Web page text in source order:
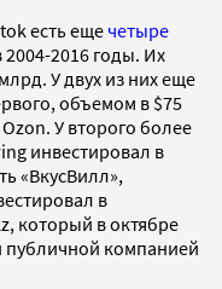
есть еще четыре
2016 годы. Их
У двух из них еще
объемом в $75
У второго более
инвестировал в
«ВкусВилл»,
в
который в октябре
публичной компанией